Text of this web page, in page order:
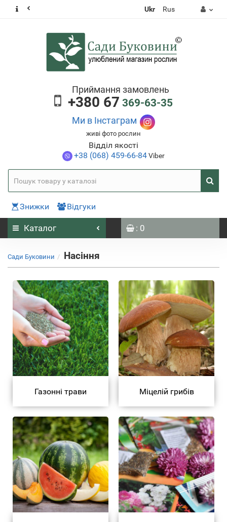
Ukr Rus
Приймання замовлень
+380 67 369-63-35
Ми в Інстаграм
живі фото рослин
Відділ якості
+38 (068) 459-66-84Viber
Знижки Відгуки
Каталог : 0
Сади Буковини Насіння
Газонні трави Міцелій грибів